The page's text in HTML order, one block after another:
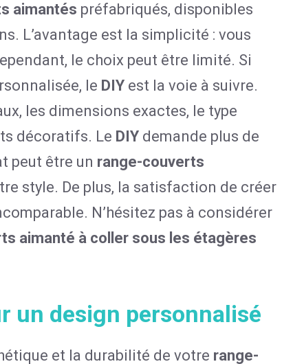
aimantés préfabriqués, disponibles
L’avantage est la simplicité : vous
le choix peut être limité. Si
le DIY est la voie à suivre.
les dimensions exactes, le type
décoratifs. Le DIY demande plus de
peut être un range-couverts
style. De plus, la satisfaction de créer
N’hésitez pas à considérer
aimanté à coller sous les étagères
un design personnalisé
et la durabilité de votre range-